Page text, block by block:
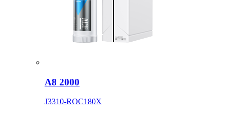
A8 2000
J3310-ROC180X